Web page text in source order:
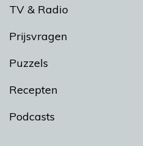
TV & Radio
Prijsvragen
Puzzels
Recepten
Podcasts